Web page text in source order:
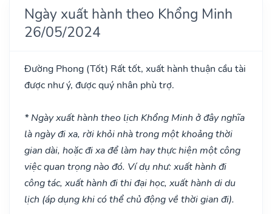
Ngày xuất hành theo Khổng Minh
26/05/2024
Đường Phong (Tốt) Rất tốt, xuất hành thuận cầu tài
được như ý, được quý nhân phù trợ.
* Ngày xuất hành theo lịch Khổng Minh ở đây nghĩa
là ngày đi xa, rời khỏi nhà trong một khoảng thời
gian dài, hoặc đi xa để làm hay thực hiện một công
việc quan trọng nào đó. Ví dụ như: xuất hành đi
công tác, xuất hành đi thi đại học, xuất hành di du
lịch (áp dụng khi có thể chủ động về thời gian đi).